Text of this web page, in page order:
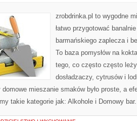
zrobdrinka.pl to wygodne
łatwo przygotować
barmańskiego zaplecza i
To baza pomysłów na
tego, co często często
dosładzaczy, cytrusów i
domowe mieszanie smaków było proste, a
takie kategorie jak: Alkohole i Domowy